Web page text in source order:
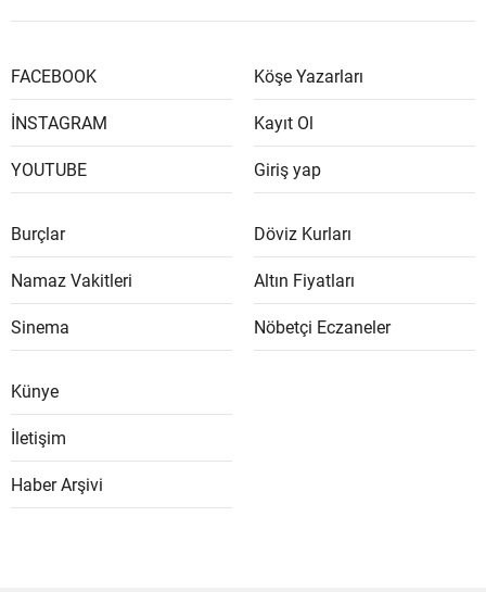
FACEBOOK
İNSTAGRAM
YOUTUBE
Köşe Yazarları
Kayıt Ol
Giriş yap
Burçlar
Namaz Vakitleri
Sinema
Döviz Kurları
Altın Fiyatları
Nöbetçi Eczaneler
Künye
İletişim
Haber Arşivi